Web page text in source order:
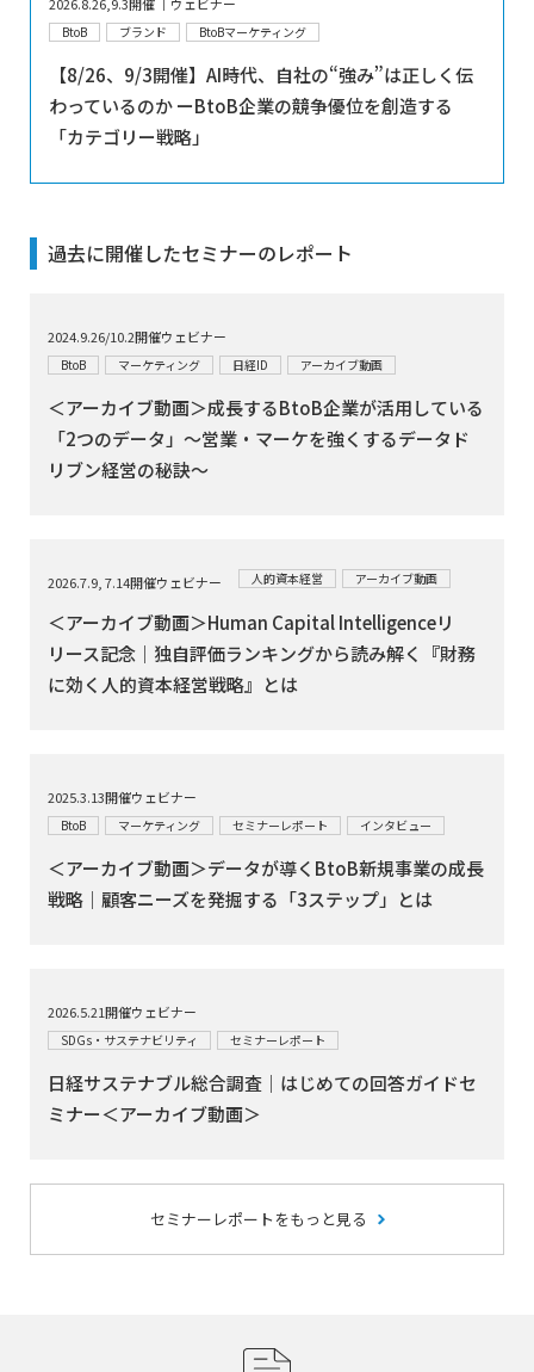
BtoB ブランド BtoBマーケティング
【8/26、9/3開催】AI時代、自社の“強み”は正しく伝
わっているのか ーBtoB企業の競争優位を創造する
「カテゴリー戦略」
過去に開催したセミナーのレポート
2024.9.26/10.2開催ウェビナー
BtoB マーケティング 日経ID アーカイブ動画
＜アーカイブ動画＞成長するBtoB企業が活用している
「2つのデータ」～営業・マーケを強くするデータド
リブン経営の秘訣～
2026.7.9, 7.14開催ウェビナー 人的資本経営 アーカイブ動画
＜アーカイブ動画＞Human Capital Intelligenceリ
リース記念｜独自評価ランキングから読み解く『財務
に効く人的資本経営戦略』とは
2025.3.13開催ウェビナー
BtoB マーケティング セミナーレポート インタビュー
＜アーカイブ動画＞データが導くBtoB新規事業の成長
戦略｜顧客ニーズを発掘する「3ステップ」とは
2026.5.21開催ウェビナー
SDGs・サステナビリティ セミナーレポート
日経サステナブル総合調査｜はじめての回答ガイドセ
ミナー＜アーカイブ動画＞
セミナーレポートをもっと見る